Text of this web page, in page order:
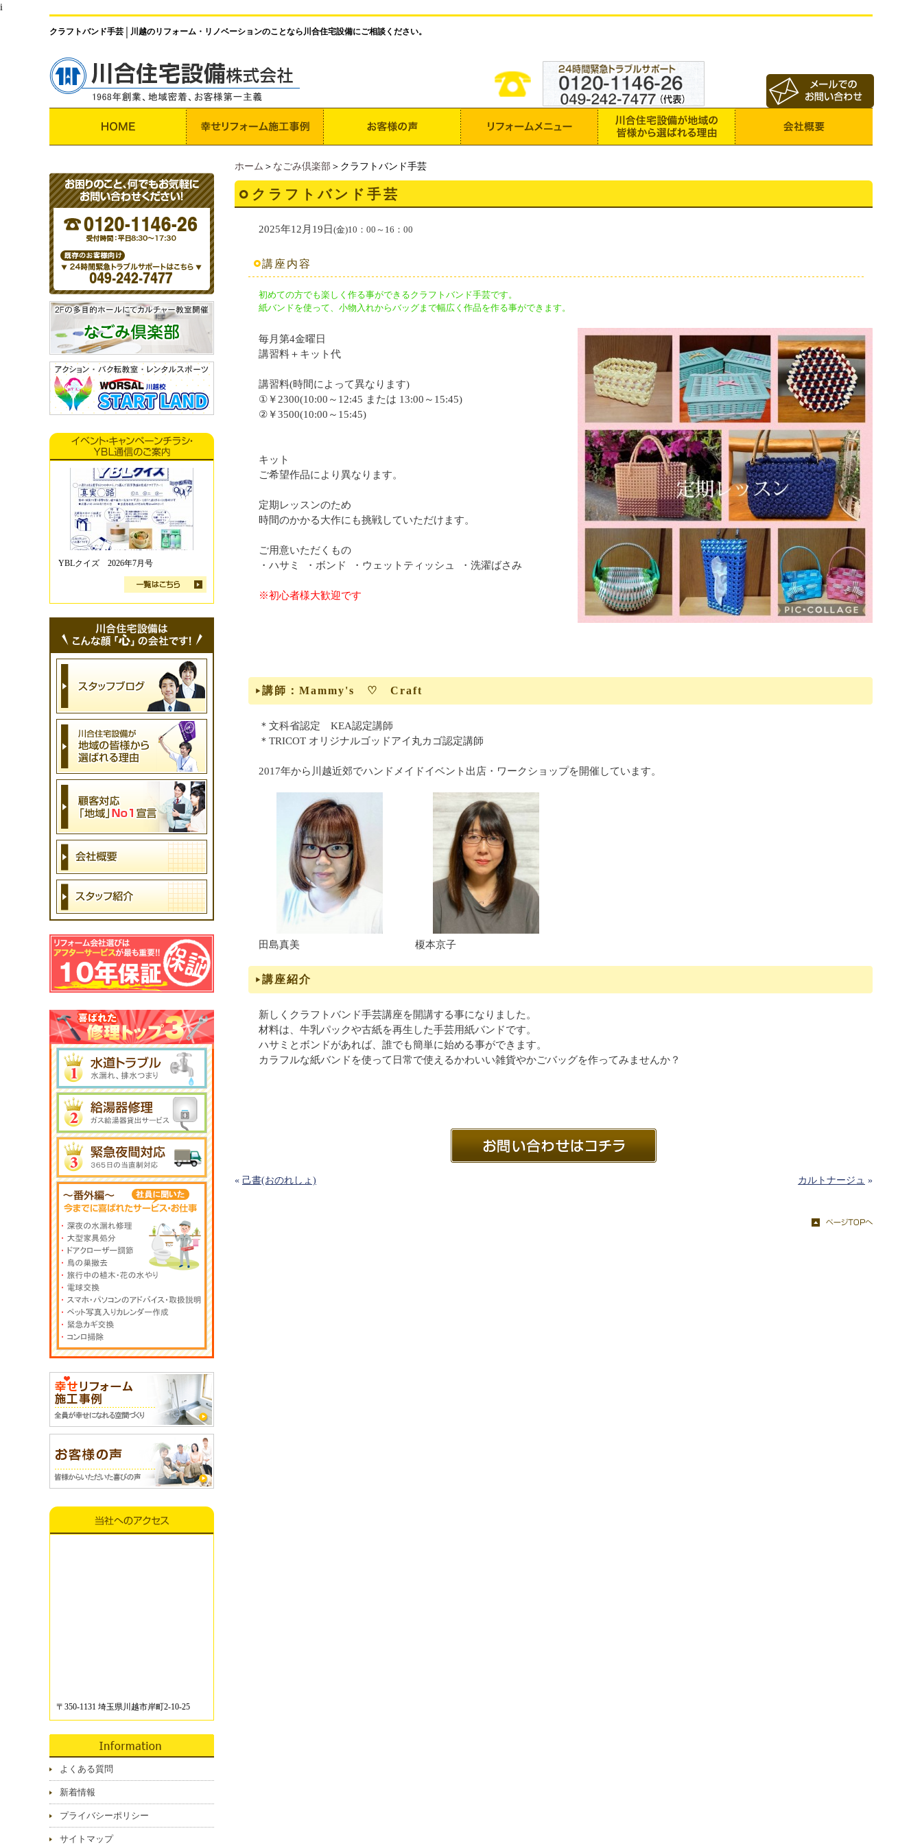
i
クラフトバンド手芸 川越のリフォーム・リノベーションのことなら川合住宅設備にご相談ください。
ホーム ＞ なごみ倶楽部 ＞クラフトバンド手芸
クラフトバンド手芸
2025年12月19日 (金)10：00～16：00
講座内容
初めての方でも楽しく作る事ができるクラフトバンド手芸です。
紙バンドを使って、小物入れからバッグまで幅広く作品を作る事ができます。
毎月第4金曜日
講習料＋キット代
講習料(時間によって異なります)
①￥2300(10:00～12:45 または 13:00～15:45)
②￥3500(10:00～15:45)
キット
ご希望作品により異なります。
定期レッスンのため
時間のかかる大作にも挑戦していただけます。
ご用意いただくもの
・ハサミ ・ボンド ・ウェットティッシュ ・洗濯ばさみ
※初心者様大歓迎です
講師：Mammy's ♡ Craft
＊文科省認定 KEA認定講師
＊TRICOT オリジナルゴッドアイ丸カゴ認定講師
2017年から川越近郊でハンドメイドイベント出店・ワークショップを開催しています。
田島真美 榎本京子
講座紹介
新しくクラフトバンド手芸講座を開講する事になりました。
材料は、牛乳パックや古紙を再生した手芸用紙バンドです。
ハサミとボンドがあれば、誰でも簡単に始める事ができます。
カラフルな紙バンドを使って日常で使えるかわいい雑貨やかごバッグを作ってみませんか？
« 己書(おのれしょ) カルトナージュ »
YBLクイズ 2026年7月号
〒350-1131 埼玉県川越市岸町2-10-25
よくある質問
新着情報
プライバシーポリシー
サイトマップ